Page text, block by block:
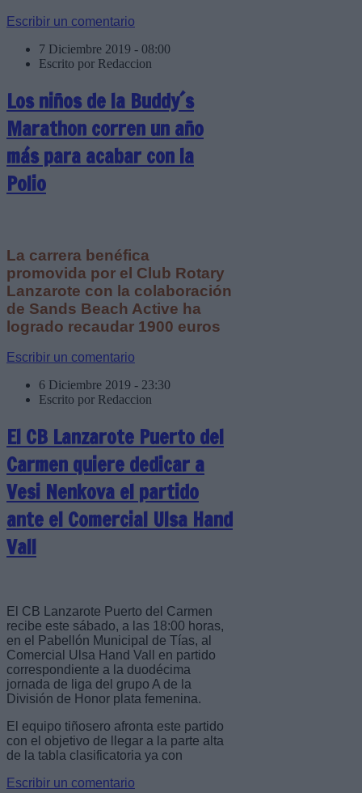
Escribir un comentario
7 Diciembre 2019 - 08:00
Escrito por Redaccion
Los niños de la Buddy´s
Marathon corren un año
más para acabar con la
Polio
La carrera benéfica
promovida por el Club Rotary
Lanzarote con la colaboración
de Sands Beach Active ha
logrado recaudar 1900 euros
Escribir un comentario
6 Diciembre 2019 - 23:30
Escrito por Redaccion
El CB Lanzarote Puerto del
Carmen quiere dedicar a
Vesi Nenkova el partido
ante el Comercial Ulsa Hand
Vall
El CB Lanzarote Puerto del Carmen
recibe este sábado, a las 18:00 horas,
en el Pabellón Municipal de Tías, al
Comercial Ulsa Hand Vall en partido
correspondiente a la duodécima
jornada de liga del grupo A de la
División de Honor plata femenina.
El equipo tiñosero afronta este partido
con el objetivo de llegar a la parte alta
de la tabla clasificatoria ya con
Escribir un comentario